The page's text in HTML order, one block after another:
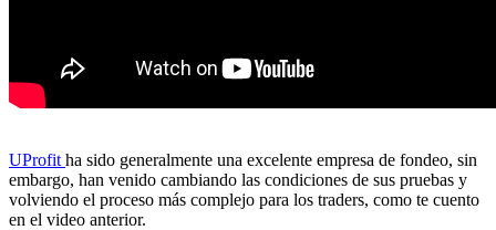
UProfit ha sido generalmente una excelente empresa de fondeo, sin
embargo, han venido cambiando las condiciones de sus pruebas y
volviendo el proceso más complejo para los traders, como te cuento
en el video anterior.